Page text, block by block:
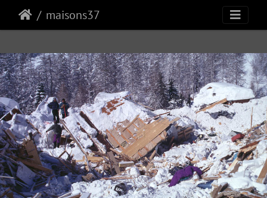
maisons37